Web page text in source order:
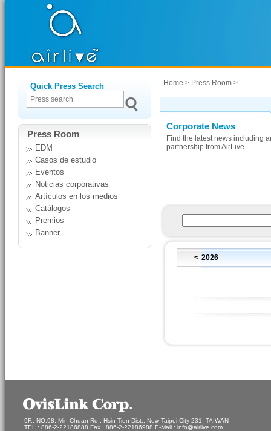
Quick Press Search
Press Room
EDM
Casos de estudio
Eventos
Noticias corporativas
Artículos en los medios
Catálogos
Premios
Banner
Home > Press Room >
Corporate News
Find the latest news including
partnership from AirLive.
< 2026
9F., NO.98, Min-Chuan Rd., Hsin-Tien Dist., New Taipei City 231, TAIWAN
TEL : 886-2-22186888 Fax : 886-2-22186988 E-Mail : info@airlive.com